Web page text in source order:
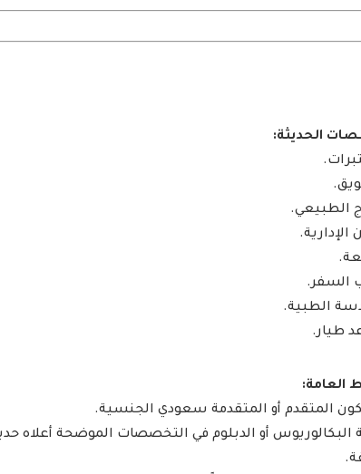
الحديثة:
الطبيعي.
الإدارية.
السفر.
الطبية.
طيار.
العامة:
البكالوريوس أو الدبلوم في التخصصات الموضحة أعلاه